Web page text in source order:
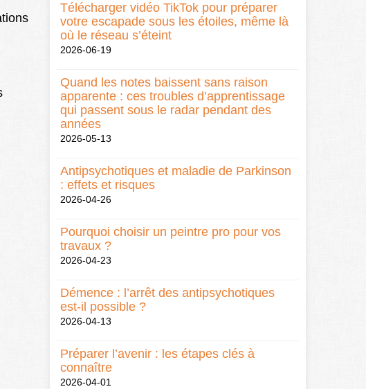
Télécharger vidéo TikTok pour préparer
votre escapade sous les étoiles, même là
où le réseau s’éteint
2026-06-19
Quand les notes baissent sans raison
apparente : ces troubles d’apprentissage
qui passent sous le radar pendant des
années
2026-05-13
Antipsychotiques et maladie de Parkinson
: effets et risques
2026-04-26
Pourquoi choisir un peintre pro pour vos
travaux ?
2026-04-23
Démence : l’arrêt des antipsychotiques
est-il possible ?
2026-04-13
Préparer l’avenir : les étapes clés à
connaître
2026-04-01